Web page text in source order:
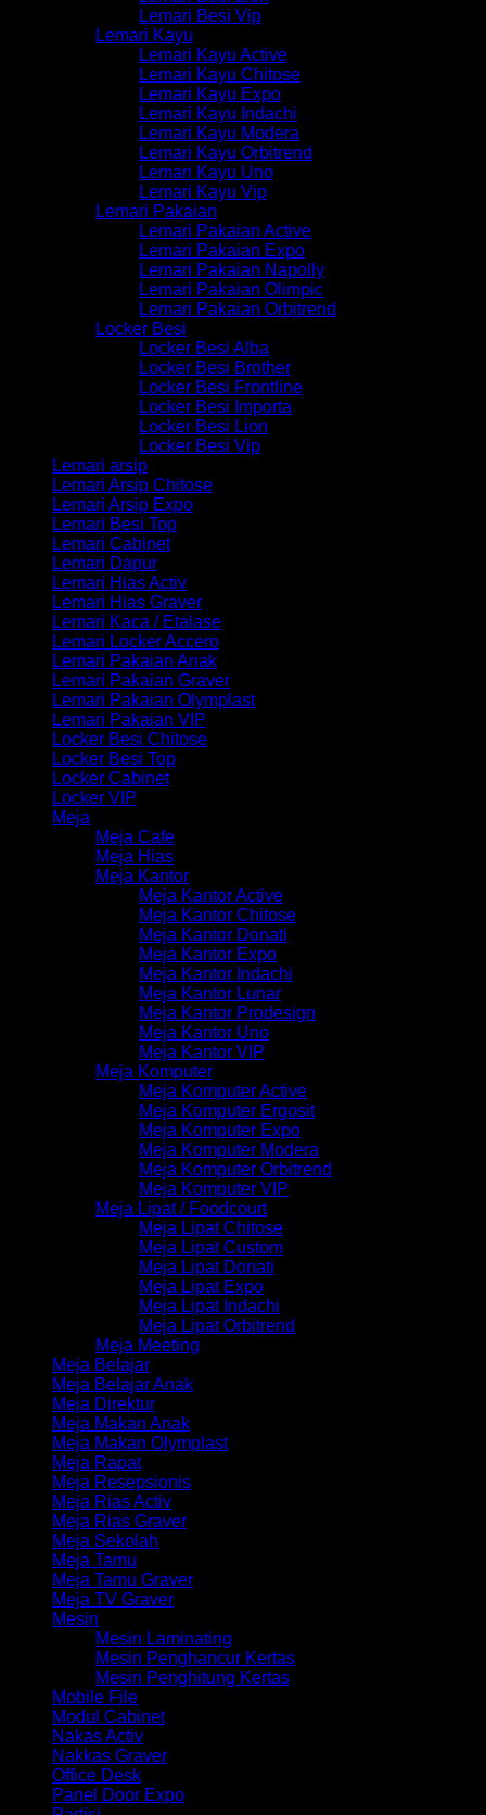
Lemari Besi Vip
Lemari Kayu
Lemari Kayu Active
Lemari Kayu Chitose
Lemari Kayu Expo
Lemari Kayu Indachi
Lemari Kayu Modera
Lemari Kayu Orbitrend
Lemari Kayu Uno
Lemari Kayu Vip
Lemari Pakaian
Lemari Pakaian Active
Lemari Pakaian Expo
Lemari Pakaian Napolly
Lemari Pakaian Olimpic
Lemari Pakaian Orbitrend
Locker Besi
Locker Besi Alba
Locker Besi Brother
Locker Besi Frontline
Locker Besi Importa
Locker Besi Lion
Locker Besi Vip
Lemari arsip
Lemari Arsip Chitose
Lemari Arsip Expo
Lemari Besi Top
Lemari Cabinet
Lemari Dapur
Lemari Hias Activ
Lemari Hias Graver
Lemari Kaca / Etalase
Lemari Locker Accero
Lemari Pakaian Anak
Lemari Pakaian Graver
Lemari Pakaian Olymplast
Lemari Pakaian VIP
Locker Besi Chitose
Locker Besi Top
Locker Cabinet
Locker VIP
Meja
Meja Cafe
Meja Hias
Meja Kantor
Meja Kantor Active
Meja Kantor Chitose
Meja Kantor Donati
Meja Kantor Expo
Meja Kantor Indachi
Meja Kantor Lunar
Meja Kantor Prodesign
Meja Kantor Uno
Meja Kantor VIP
Meja Komputer
Meja Komputer Active
Meja Komputer Ergosit
Meja Komputer Expo
Meja Komputer Modera
Meja Komputer Orbitrend
Meja Komputer VIP
Meja Lipat / Foodcourt
Meja Lipat Chitose
Meja Lipat Custom
Meja Lipat Donati
Meja Lipat Expo
Meja Lipat Indachi
Meja Lipat Orbitrend
Meja Meeting
Meja Belajar
Meja Belajar Anak
Meja Direktur
Meja Makan Anak
Meja Makan Olymplast
Meja Rapat
Meja Resepsionis
Meja Rias Activ
Meja Rias Graver
Meja Sekolah
Meja Tamu
Meja Tamu Graver
Meja TV Graver
Mesin
Mesin Laminating
Mesin Penghancur Kertas
Mesin Penghitung Kertas
Mobile File
Modul Cabinet
Nakas Activ
Nakkas Graver
Office Desk
Panel Door Expo